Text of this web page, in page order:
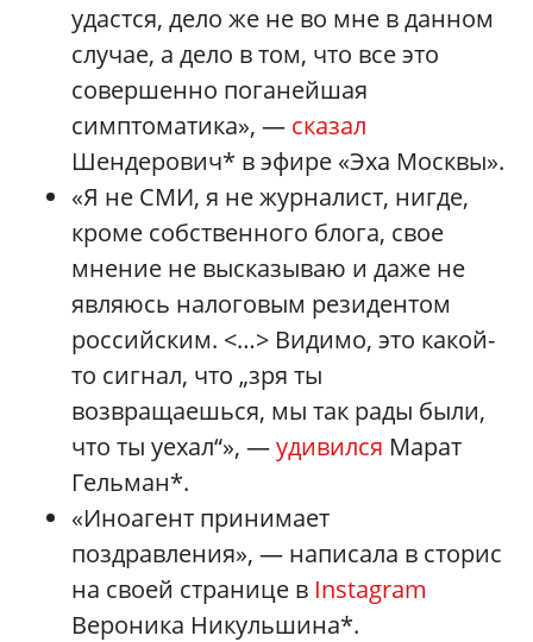
удастся, дело же не во мне в данном
случае, а дело в том, что все это
совершенно поганейшая
симптоматика», — сказал
Шендерович* в эфире «Эха Москвы».
«Я не СМИ, я не журналист, нигде,
кроме собственного блога, свое
мнение не высказываю и даже не
являюсь налоговым резидентом
российским. <…> Видимо, это какой-
то сигнал, что „зря ты
возвращаешься, мы так рады были,
что ты уехал“», —удивился Марат
Гельман*.
«Иноагент принимает
поздравления», — написала в сторис
на своей странице в Instagram
Вероника Никульшина*.